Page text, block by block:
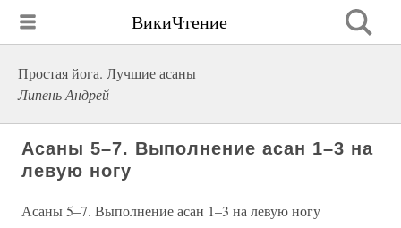
ВикиЧтение
Простая йога. Лучшие асаны
Липень Андрей
Асаны 5–7. Выполнение асан 1–3 на
левую ногу
Асаны 5–7. Выполнение асан 1–3 на левую ногу